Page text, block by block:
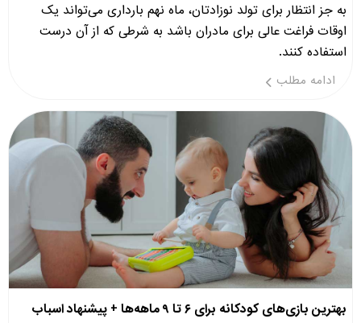
به جز انتظار برای تولد نوزادتان، ماه نهم بارداری می‌تواند یک
اوقات فراغت عالی برای مادران باشد به شرطی که از آن درست
استفاده کنند.
ادامه مطلب
بهترین بازی‌های کودکانه برای ۶ تا ۹ ماهه‌ها + پیشنهاد اسباب